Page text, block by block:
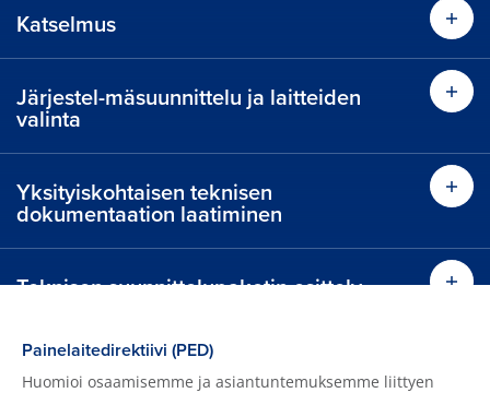
Katselmus
Järjestel-mäsuunnittelu ja laitteiden
valinta
Yksityiskohtaisen teknisen
dokumentaation laatiminen
Teknisen suunnittelupaketin esittely
Painelaitedirektiivi (PED)
Huomioi osaamisemme ja asiantuntemuksemme liittyen